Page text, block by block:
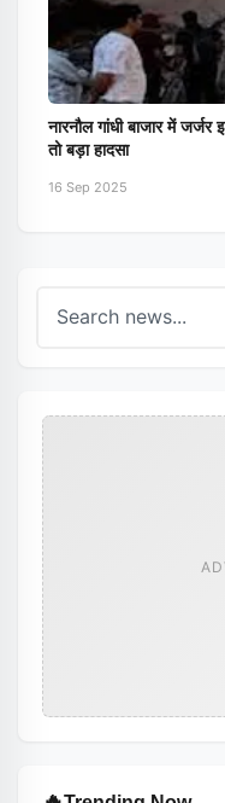
नारनौल गांधी बाजार में
तो बड़ा हादसा
16 Sep 2025